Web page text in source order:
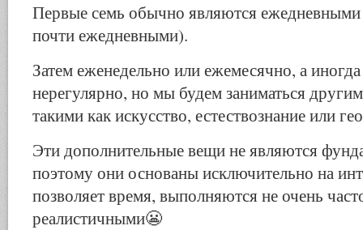
Первые семь обычно являются
почти ежедневными).
Затем еженедельно или ежемесячно, а
нерегулярно, но мы будем заниматься
такими как искусство, естествознание или
Эти дополнительные вещи не являются
поэтому они основаны исключительно на
позволяет время, выполняются не очень
реалистичными😬